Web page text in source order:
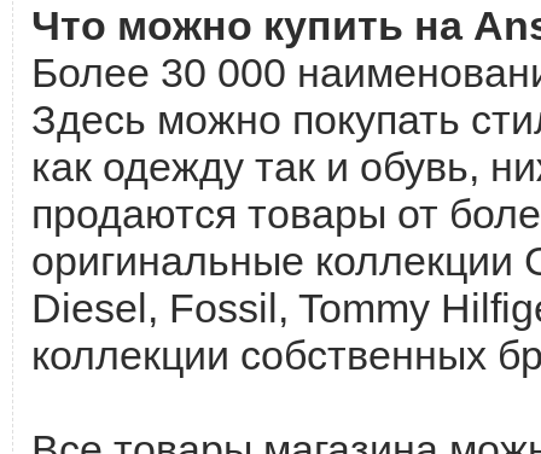
Что можно купить на
Более 30 000
Здесь можно покупать
как одежду так и обувь,
продаются товары от
оригинальные коллекции
Diesel, Fossil, Tommy
коллекции собственных